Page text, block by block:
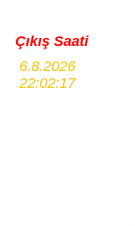
Çıkış Saati
6.8.2026
22:02:17